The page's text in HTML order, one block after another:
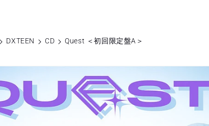
DXTEEN CD Quest ＜初回限定盤A＞